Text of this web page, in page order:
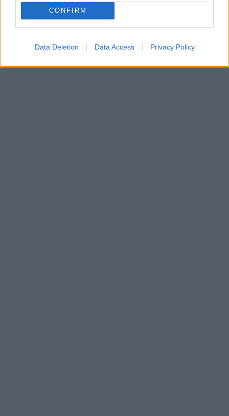
CONFIRM
Data Deletion Data Access Privacy Policy